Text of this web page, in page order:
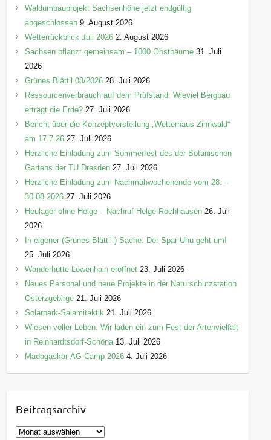
o
i
e
Waldumbauprojekt Sachsenhöhe jetzt endgültig
abgeschlossen 9. August 2026
Wetterrückblick Juli 2026 2. August 2026
Sachsen pflanzt gemeinsam – 1000 Obstbäume 31. Juli
2026
Grünes Blätt’l 08/2026 28. Juli 2026
Ressourcenverbrauch auf dem Prüfstand: Wieviel Bergbau
erträgt die Erde? 27. Juli 2026
Bericht über die Konzeptvorstellung „Wetterhaus Zinnwald“
am 17.7.26 27. Juli 2026
Herzliche Einladung zum Sommerfest des der Botanischen
Gartens der TU Dresden 27. Juli 2026
Herzliche Einladung zum Nachmähwochenende vom 28. –
30.08.2026 27. Juli 2026
Heulager ohne Helge – Nachruf Helge Rochhausen 26. Juli
2026
In eigener (Grünes-Blätt’l-) Sache: Der Spar-Uhu geht um!
25. Juli 2026
Wanderhütte Löwenhain eröffnet 23. Juli 2026
Neues Personal und neue Projekte in der Naturschutzstation
Osterzgebirge 21. Juli 2026
Solarpark-Salamitaktik 21. Juli 2026
Wiesen voller Leben: Wir laden ein zum Fest der Artenvielfalt
in Reinhardtsdorf-Schöna 13. Juli 2026
Madagaskar-AG-Camp 2026 4. Juli 2026
Beitragsarchiv
B